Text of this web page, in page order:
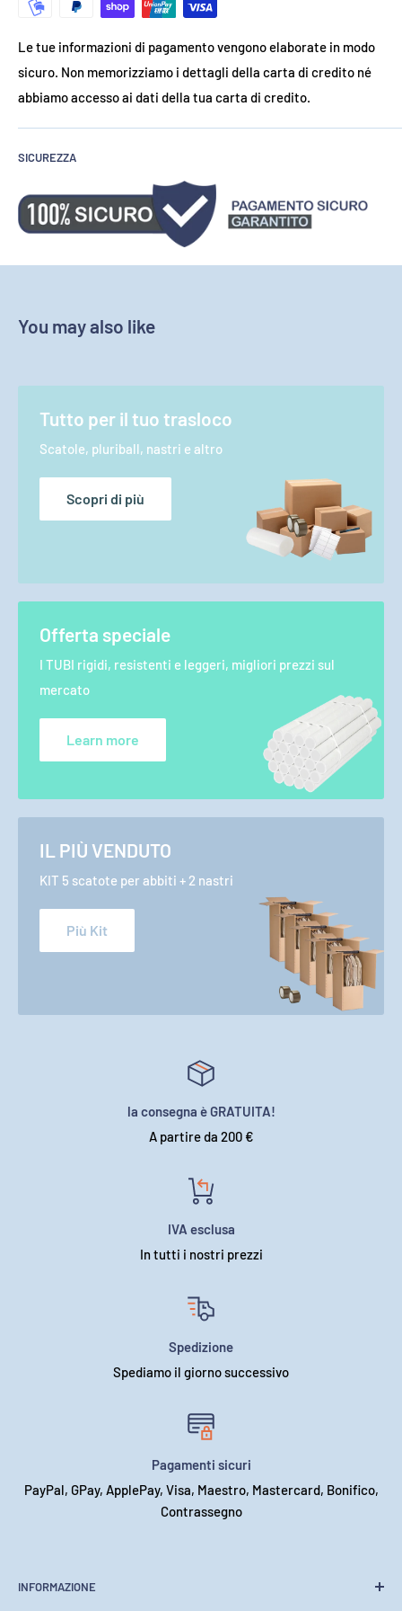
Le tue informazioni di pagamento vengono elaborate in modo
sicuro. Non memorizziamo i dettagli della carta di credito né
abbiamo accesso ai dati della tua carta di credito.
SICUREZZA
You may also like
Tutto per il tuo trasloco
Scatole, pluriball, nastri e altro
Scopri di più
Offerta speciale
I TUBI rigidi, resistenti e leggeri, migliori prezzi sul
mercato
Learn more
IL PIÙ VENDUTO
KIT 5 scatote per abbiti + 2 nastri
Più Kit
la consegna è GRATUITA!
A partire da 200 €
IVA esclusa
In tutti i nostri prezzi
Spedizione
Spediamo il giorno successivo
Pagamenti sicuri
PayPal, GPay, ApplePay, Visa, Maestro, Mastercard, Bonifico,
Contrassegno
INFORMAZIONE